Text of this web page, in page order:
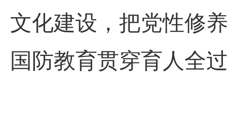
文化建设，把党性修
国防教育贯穿育人全